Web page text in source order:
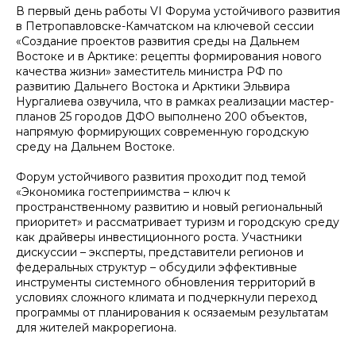
В первый день работы VI Форума устойчивого развития
в Петропавловске-Камчатском на ключевой сессии
«Создание проектов развития среды на Дальнем
Востоке и в Арктике: рецепты формирования нового
качества жизни» заместитель министра РФ по
развитию Дальнего Востока и Арктики Эльвира
Нургалиева озвучила, что в рамках реализации мастер-
планов 25 городов ДФО выполнено 200 объектов,
напрямую формирующих современную городскую
среду на Дальнем Востоке.
Форум устойчивого развития проходит под темой
«Экономика гостеприимства – ключ к
пространственному развитию и новый региональный
приоритет» и рассматривает туризм и городскую среду
как драйверы инвестиционного роста. Участники
дискуссии – эксперты, представители регионов и
федеральных структур – обсудили эффективные
инструменты системного обновления территорий в
условиях сложного климата и подчеркнули переход
программы от планирования к осязаемым результатам
для жителей макрорегиона.